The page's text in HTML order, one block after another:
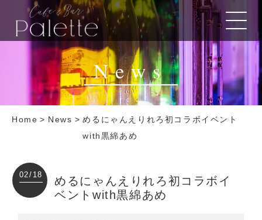
News
Home > News > めるにゃんえりれろ初コラボイベント
with黒綿あめ
02/18
めるにゃんえりれろ初コラボイ
ベントwith黒綿あめ